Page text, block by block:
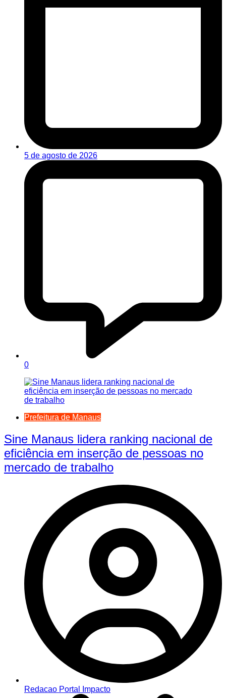
5 de agosto de 2026
0
Prefeitura de Manaus
Sine Manaus lidera ranking nacional de
eficiência em inserção de pessoas no
mercado de trabalho
Redacao Portal Impacto